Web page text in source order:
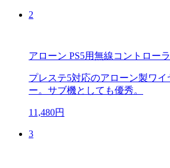
2
アローン PS5用無線コントロー
プレステ5対応のアローン製ワ
ー。サブ機としても優秀。
11,480円
3